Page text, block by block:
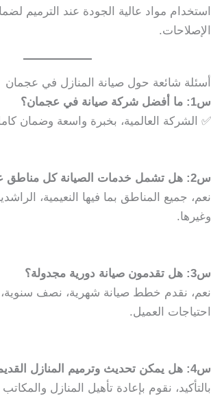
استخدام مواد عالية الجودة عند الترميم
الإصلاحات.
أسئلة شائعة حول صيانة المنازل في عجمان
س1: ما أفضل شركة صيانة في عجمان؟
✅ الشركة العالمية، بخبرة واسعة وضمان
س2: هل تشمل خدمات الصيانة كل مناطق عجمان؟
نعم، جميع المناطق بما فيها النعيمية،
وغيرها.
س3: هل تقدمون صيانة دورية مجدولة؟
نعم، نقدم خطط صيانة شهرية، نصف
احتياجات العميل.
س4: هل يمكن تحديث وترميم المنازل القديمة؟
بالتأكيد، نقوم بإعادة تأهيل المنازل